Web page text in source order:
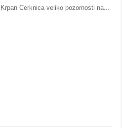
Cerknica veliko pozornosti na